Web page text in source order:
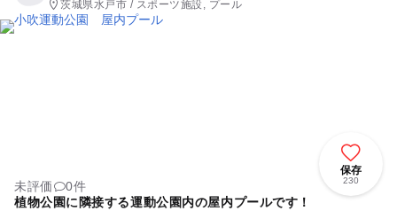
茨城県水戸市 / スポーツ施設, プール
保存
230
未評価
0件
植物公園に隣接する運動公園内の屋内プールです！